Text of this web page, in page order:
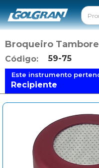
Broqueiro
Código: 59-75
Este instrumento
Recipiente